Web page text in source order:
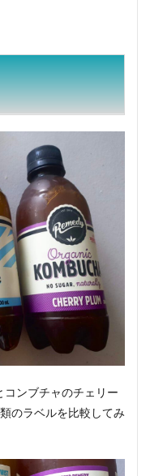
コンブチャのチェリー
のラベルを比較してみ